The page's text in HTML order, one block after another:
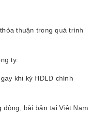
thuận trong quá trình
ty.
khi ký HĐLĐ chính
bài bản tại Việt Nam